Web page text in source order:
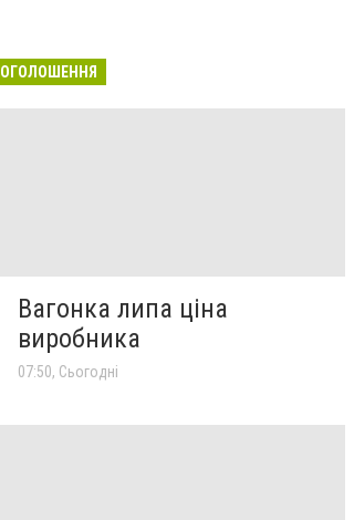
ОГОЛОШЕННЯ
Вагонка липа ціна
виробника
07:50, Сьогодні